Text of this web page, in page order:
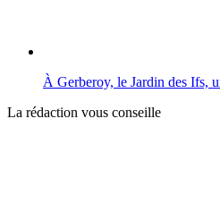
À Gerberoy, le Jardin des Ifs,
La rédaction vous conseille